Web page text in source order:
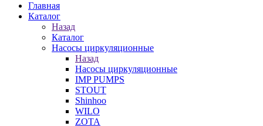
Главная
Каталог
Назад
Каталог
Насосы циркуляционные
Назад
Насосы циркуляционные
IMP PUMPS
STOUT
Shinhoo
WILO
ZOTA